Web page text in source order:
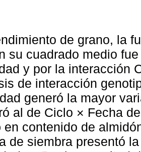
de grano, la
su cuadrado medio
y por la interacción
de interacción
generó la mayor
al de Ciclo × Fecha
en contenido de
de siembra presentó